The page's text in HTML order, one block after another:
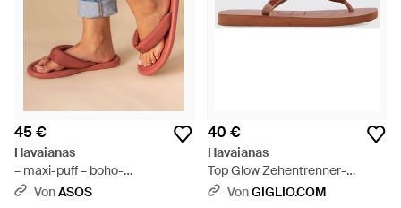
45 €
Havaianas
– maxi-puff – boho-
zehenstegsandalen - Blau
VonASOS
40 €
Havaianas
Top Glow Zehentrenner-
Sandalen Von Aus Pvc Mit
VonGIGLIO.COM